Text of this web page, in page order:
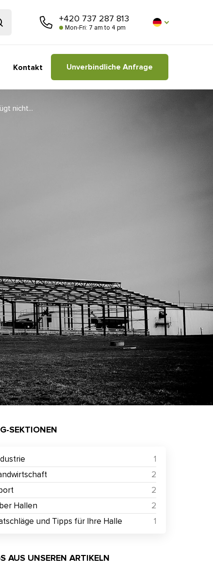
+420 737 287 813
Mon-Fri: 7 am to 4 pm
Kontakt Unverbindliche Anfrage
nicht...
SEKTIONEN
1
2
2
Hallen
2
und Tipps für Ihre Halle
1
AUS UNSEREN ARTIKELN